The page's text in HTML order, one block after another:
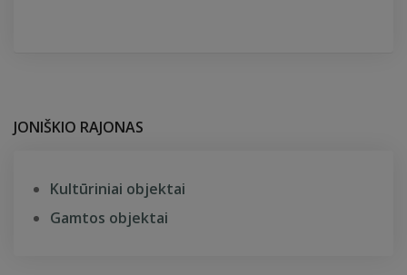
JONIŠKIO RAJONAS
Kultūriniai objektai
Gamtos objektai